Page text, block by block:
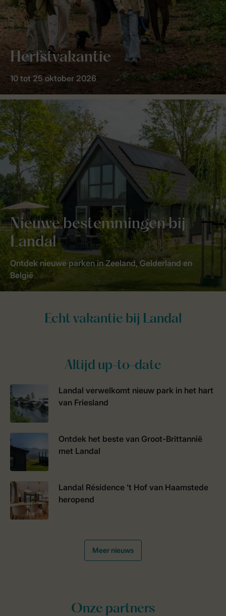
Herfstvakantie
10 tot 25 oktober 2026
Nieuwe bestemmingen bij
Landal
Ontdek nieuwe parken in Zeeland, Gelderland en
België
Altijd up-to-date
Landal verwelkomt nieuw park in het hart
van Friesland
Ontdek het beste van Groot-Brittannië
met Landal
Landal Résidence ’t Hof van Haamstede
heropend
Meer nieuws
Onze partners